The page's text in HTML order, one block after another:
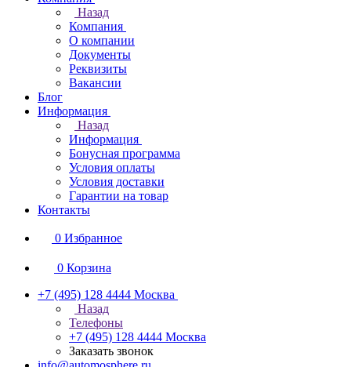
Назад
Компания
О компании
Документы
Реквизиты
Вакансии
Блог
Информация
Назад
Информация
Бонусная программа
Условия оплаты
Условия доставки
Гарантии на товар
Контакты
0 Избранное
0 Корзина
+7 (495) 128 4444 Москва
Назад
Телефоны
+7 (495) 128 4444 Москва
Заказать звонок